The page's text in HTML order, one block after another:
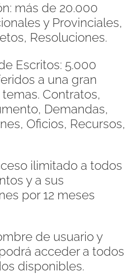
más de 20.000
y Provinciales,
Resoluciones.
Escritos: 5.000
a una gran
Contratos,
Demandas,
Oficios, Recursos,
ilimitado a todos
y a sus
por 12 meses
de usuario y
acceder a todos
disponibles.